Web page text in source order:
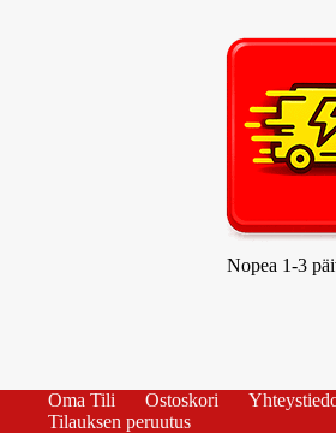
Nopea 1-3
Oma Tili Ostoskori
Tilauksen peruutus